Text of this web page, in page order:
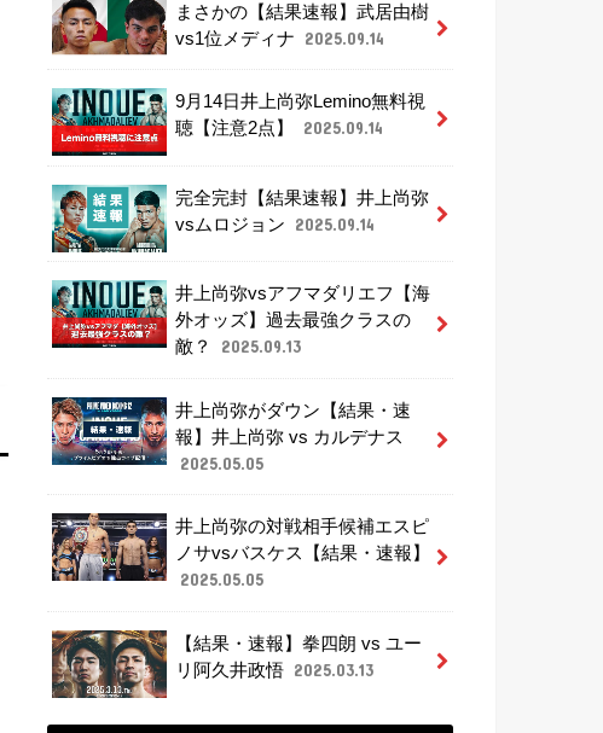
まさかの【結果速報】武居由樹
vs1位メディナ
2025.09.14
9月14日井上尚弥Lemino無料視
聴【注意2点】
2025.09.14
完全完封【結果速報】井上尚弥
vsムロジョン
2025.09.14
井上尚弥vsアフマダリエフ【海
外オッズ】過去最強クラスの
敵？
2025.09.13
井上尚弥がダウン【結果・速
報】井上尚弥 vs カルデナス
2025.05.05
井上尚弥の対戦相手候補エスピ
ノサvsバスケス【結果・速報】
2025.05.05
【結果・速報】拳四朗 vs ユー
リ阿久井政悟 2025.03.13